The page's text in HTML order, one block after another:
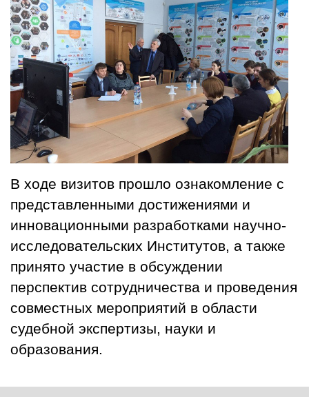
В ходе визитов прошло ознакомление с
представленными достижениями и
инновационными разработками научно-
исследовательских Институтов, а также
принято участие в обсуждении
перспектив сотрудничества и проведения
совместных мероприятий в области
судебной экспертизы, науки и
образования.